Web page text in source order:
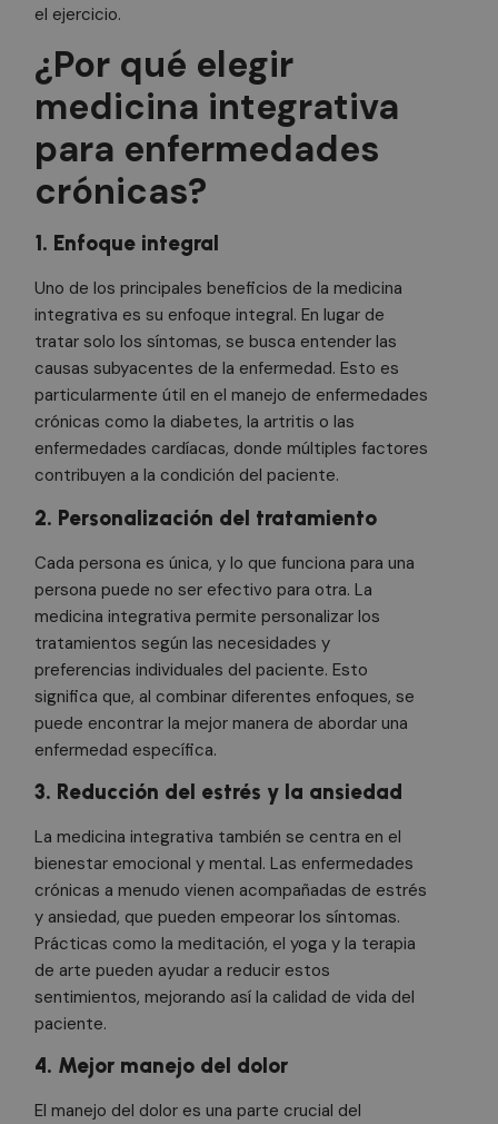
el ejercicio.
¿Por qué elegir
medicina integrativa
para enfermedades
crónicas?
1. Enfoque integral
Uno de los principales beneficios de la medicina
integrativa es su enfoque integral. En lugar de
tratar solo los síntomas, se busca entender las
causas subyacentes de la enfermedad. Esto es
particularmente útil en el manejo de enfermedades
crónicas como la diabetes, la artritis o las
enfermedades cardíacas, donde múltiples factores
contribuyen a la condición del paciente.
2. Personalización del tratamiento
Cada persona es única, y lo que funciona para una
persona puede no ser efectivo para otra. La
medicina integrativa permite personalizar los
tratamientos según las necesidades y
preferencias individuales del paciente. Esto
significa que, al combinar diferentes enfoques, se
puede encontrar la mejor manera de abordar una
enfermedad específica.
3. Reducción del estrés y la ansiedad
La medicina integrativa también se centra en el
bienestar emocional y mental. Las enfermedades
crónicas a menudo vienen acompañadas de estrés
y ansiedad, que pueden empeorar los síntomas.
Prácticas como la meditación, el yoga y la terapia
de arte pueden ayudar a reducir estos
sentimientos, mejorando así la calidad de vida del
paciente.
4. Mejor manejo del dolor
El manejo del dolor es una parte crucial del